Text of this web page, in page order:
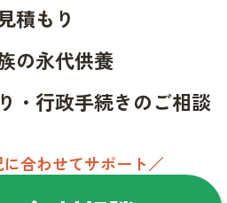
積もり
の永代供養
・行政手続きのご相談
合わせてサポート／